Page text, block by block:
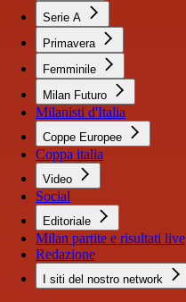
Serie A
Primavera
Femminile
Milan Futuro
Milanisti d'Italia
Coppe Europee
Coppa italia
Video
Social
Editoriale
Milan partite e risultati live
Redazione
I siti del nostro network